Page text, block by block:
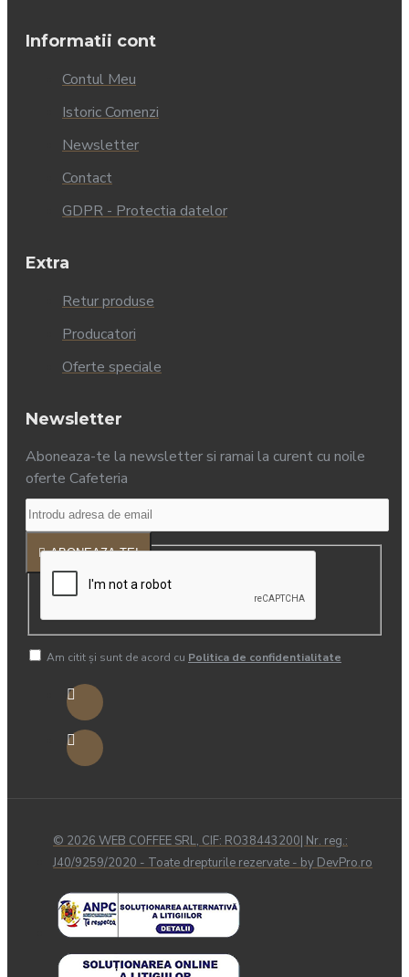
Informatii cont
Contul Meu
Istoric Comenzi
Newsletter
Contact
GDPR - Protectia datelor
Extra
Retur produse
Producatori
Oferte speciale
Newsletter
Aboneaza-te la newsletter si ramai la curent cu noile
oferte Cafeteria
ABONEAZA-TE!
Am citit şi sunt de acord cu Politica de confidentialitate
© 2026 WEB COFFEE SRL, CIF: RO38443200| Nr. reg.:
J40/9259/2020 - Toate drepturile rezervate - by DevPro.ro